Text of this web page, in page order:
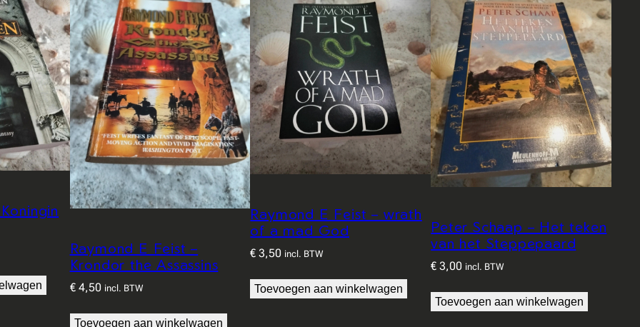
t
l
a
n
d
d
e
e
l
2
a
n
t
a
Raymond E Feist –
Krondor the Assassins
€4,50 incl. BTW
Toevoegen aan winkelwagen
Raymond E Feist – wrath
of a mad God
€ 3,50 incl. BTW
Toevoegen aan winkelwagen
Peter Schaap – Het teken
van het Steppepaard
€ 3,00 incl. BTW
Toevoegen aan winkelwagen